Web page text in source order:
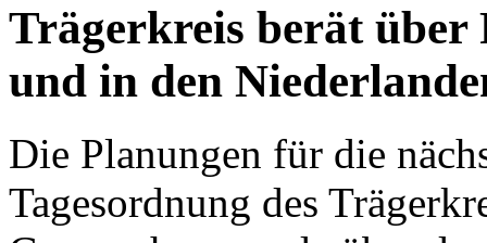
Trägerkreis berät über
und in den
Die Planungen für die
Tagesordnung des